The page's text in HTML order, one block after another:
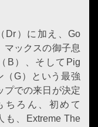
Dr）に加え、Go
マックスの御子息
B）、そしてPig
（G）という最強
プでの来日が決定
ちろん、初めて
も、Extreme The